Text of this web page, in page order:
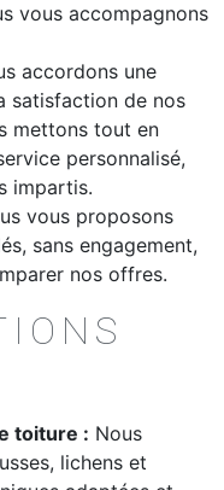
vous accompagnons
accordons une
satisfaction de nos
mettons tout en
personnalisé,
impartis.
vous proposons
sans engagement,
nos offres.
toiture : Nous
lichens et